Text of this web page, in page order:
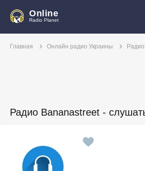
Online
Radio Planet
Главная Онлайн радио Украины
Радио Bananastreet -